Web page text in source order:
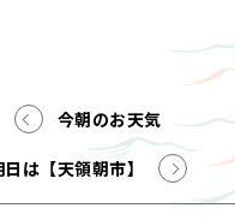
今朝のお天気
日は【天領朝市】